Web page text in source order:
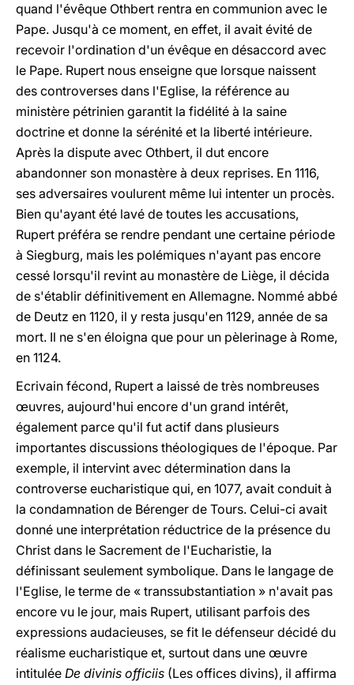
quand l'évêque Othbert rentra en communion avec le
Pape. Jusqu'à ce moment, en effet, il avait évité de
recevoir l'ordination d'un évêque en désaccord avec
le Pape. Rupert nous enseigne que lorsque naissent
des controverses dans l'Eglise, la référence au
ministère pétrinien garantit la fidélité à la saine
doctrine et donne la sérénité et la liberté intérieure.
Après la dispute avec Othbert, il dut encore
abandonner son monastère à deux reprises. En 1116,
ses adversaires voulurent même lui intenter un procès.
Bien qu'ayant été lavé de toutes les accusations,
Rupert préféra se rendre pendant une certaine période
à Siegburg, mais les polémiques n'ayant pas encore
cessé lorsqu'il revint au monastère de Liège, il décida
de s'établir définitivement en Allemagne. Nommé abbé
de Deutz en 1120, il y resta jusqu'en 1129, année de sa
mort. Il ne s'en éloigna que pour un pèlerinage à Rome,
en 1124.
Ecrivain fécond, Rupert a laissé de très nombreuses
œuvres, aujourd'hui encore d'un grand intérêt,
également parce qu'il fut actif dans plusieurs
importantes discussions théologiques de l'époque. Par
exemple, il intervint avec détermination dans la
controverse eucharistique qui, en 1077, avait conduit à
la condamnation de Bérenger de Tours. Celui-ci avait
donné une interprétation réductrice de la présence du
Christ dans le Sacrement de l'Eucharistie, la
définissant seulement symbolique. Dans le langage de
l'Eglise, le terme de « transsubstantiation » n'avait pas
encore vu le jour, mais Rupert, utilisant parfois des
expressions audacieuses, se fit le défenseur décidé du
réalisme eucharistique et, surtout dans une œuvre
intitulée De divinis officiis (Les offices divins), il affirma